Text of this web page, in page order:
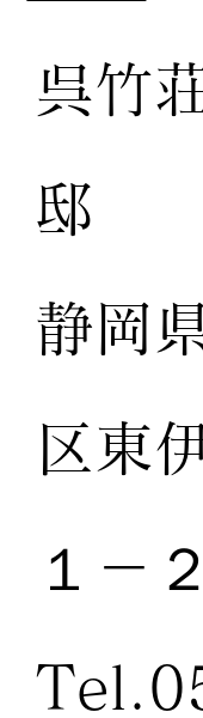
呉竹
邸
静岡
区東
１－